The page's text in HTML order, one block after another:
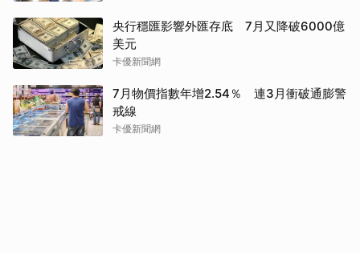
央行穩匯影響外匯存底 7月又降破6000億
美元
卡優新聞網
7月物價指數年增2.54％ 連3月衝破通膨警
戒線
卡優新聞網